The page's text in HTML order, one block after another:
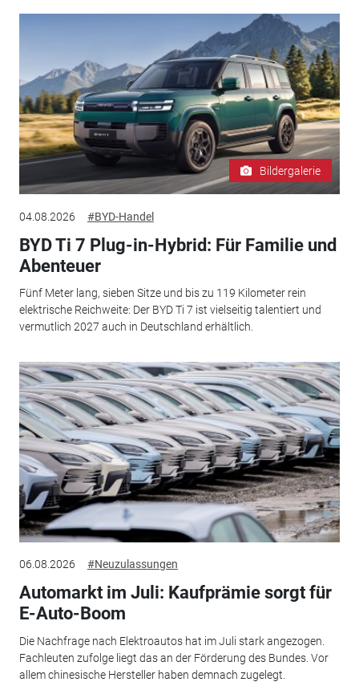
Bildergalerie
04.08.2026 #BYD-Handel
BYD Ti 7 Plug-in-Hybrid: Für Familie und
Abenteuer
Fünf Meter lang, sieben Sitze und bis zu 119 Kilometer rein
elektrische Reichweite: Der BYD Ti 7 ist vielseitig talentiert und
vermutlich 2027 auch in Deutschland erhältlich.
06.08.2026 #Neuzulassungen
Automarkt im Juli: Kaufprämie sorgt für
E-Auto-Boom
Die Nachfrage nach Elektroautos hat im Juli stark angezogen.
Fachleuten zufolge liegt das an der Förderung des Bundes. Vor
allem chinesische Hersteller haben demnach zugelegt.